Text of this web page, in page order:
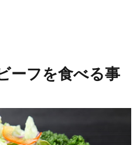
ーフを食べる事